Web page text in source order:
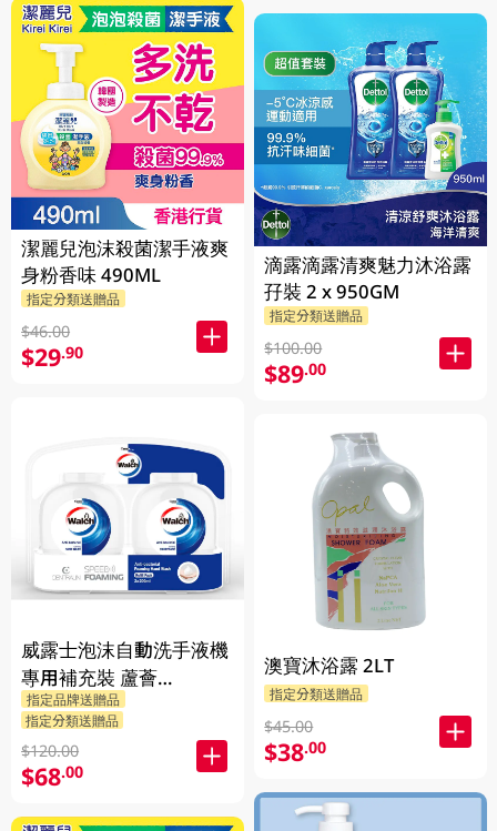
潔麗兒泡沫殺菌潔手液爽
身粉香味 490ML
指定分類送贈品
$46.00
$29.90
威露士泡沫自動洗手液機
專用補充裝 蘆薈
2X350ML
指定品牌送贈品
指定分類送贈品
$120.00
$68.00
滴露滴露清爽魅力沐浴露
孖裝 2 x 950GM
指定分類送贈品
$100.00
$89.00
澳寶沐浴露 2LT
指定分類送贈品
$45.00
$38.00